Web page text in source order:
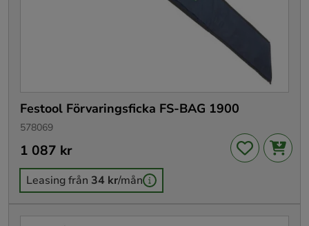
Festool Förvaringsficka FS-BAG 1900
578069
Pris:1 087 kr
1 087 kr
Leasing från 34 kr/mån